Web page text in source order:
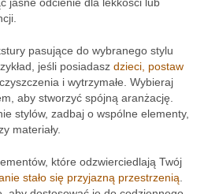
pasujące do wybranego stylu
jeśli posiadasz dzieci, postaw
i wytrzymałe. Wybieraj
aby stworzyć spójną aranżację.
stylów, zadbaj o wspólne elementy,
materiały.
które odzwierciedlają Twój
stało się przyjazną przestrzenią